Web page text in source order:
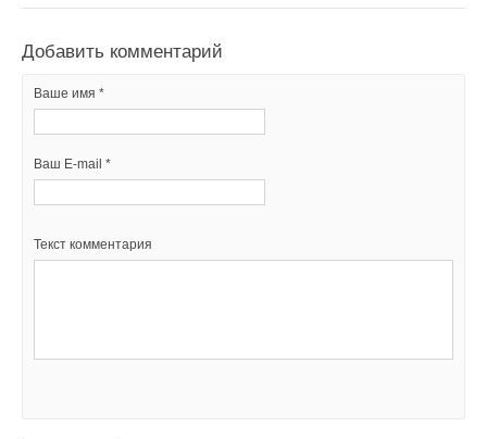
Добавить комментарий
Ваше имя *
Ваш E-mail *
Текст комментария